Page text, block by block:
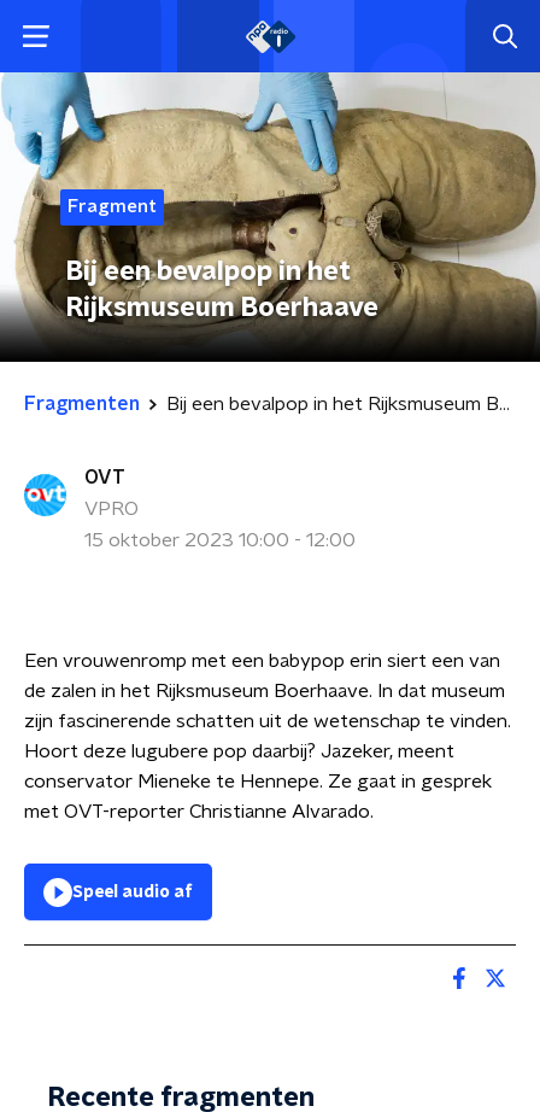
Fragment
Bij een bevalpop in het
Rijksmuseum Boerhaave
Fragmenten Bij een bevalpop in het Rijksmuseum Boerhaave
OVT
VPRO
15 oktober 2023 10:00 - 12:00
Een vrouwenromp met een babypop erin siert een van
de zalen in het Rijksmuseum Boerhaave. In dat museum
zijn fascinerende schatten uit de wetenschap te vinden.
Hoort deze lugubere pop daarbij? Jazeker, meent
conservator Mieneke te Hennepe. Ze gaat in gesprek
met OVT-reporter Christianne Alvarado.
Speel audio af
Recente fragmenten